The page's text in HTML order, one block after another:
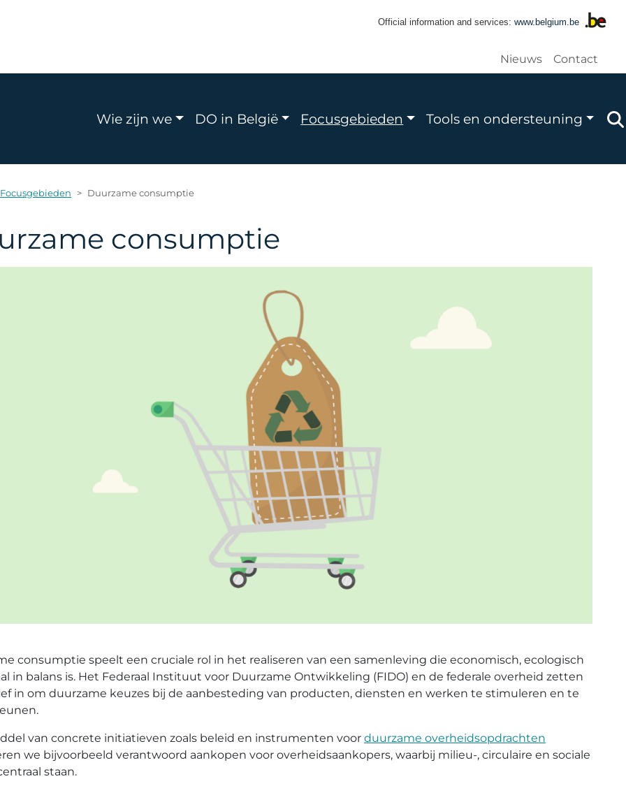
Official information and services: www.belgium.be
Nieuws Contact
Navigation principale
Wie zijn we DO in België Focusgebieden Tools en ondersteuning
Focusgebieden Duurzame consumptie
consumptie
consumptie speelt een cruciale rol in het realiseren van een samenleving die economisch, ecologisch
in balans is. Het Federaal Instituut voor Duurzame Ontwikkeling (FIDO) en de federale overheid zetten
in om duurzame keuzes bij de aanbesteding van producten, diensten en werken te stimuleren en te
van concrete initiatieven zoals beleid en instrumenten voor duurzame overheidsopdrachten
we bijvoorbeeld verantwoord aankopen voor overheidsaankopers, waarbij milieu-, circulaire en sociale
staan.